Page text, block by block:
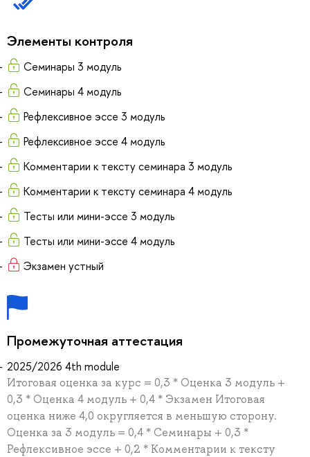
Элементы контроля
Семинары 3 модуль
Семинары 4 модуль
Рефлексивное эссе 3 модуль
Рефлексивное эссе 4 модуль
Комментарии к тексту семинара 3 модуль
Комментарии к тексту семинара 4 модуль
Тесты или мини-эссе 3 модуль
Тесты или мини-эссе 4 модуль
Экзамен устный
Промежуточная аттестация
2025/2026 4th module
Итоговая оценка за курс = 0,3 * Оценка 3 модуль +
0,3 * Оценка 4 модуль + 0,4 * Экзамен Итоговая
оценка ниже 4,0 округляется в меньшую сторону.
Оценка за 3 модуль = 0,4 * Семинары + 0,3 *
Рефлексивное эссе + 0,2 * Комментарии к тексту